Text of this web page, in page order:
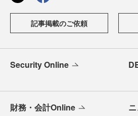
記事掲載のご依頼
Security Online
財務・会計Online